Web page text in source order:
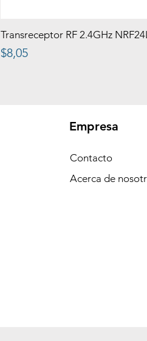
Transreceptor RF 2.4GHz
Precio
$8,05
Empresa
Contacto
Acerca de